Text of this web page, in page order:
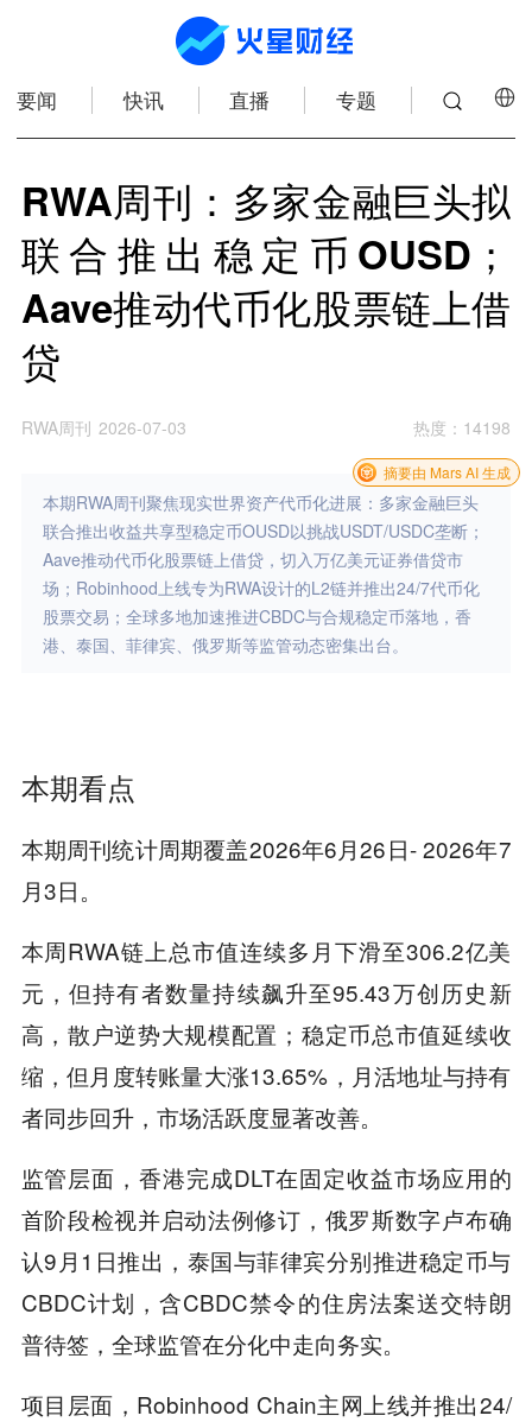
要闻 快讯 直播 专题
RWA周刊：多家金融巨头拟
联合推出稳定币OUSD；
Aave推动代币化股票链上借
贷
RWA周刊 2026-07-03 热度 ： 14198
本期RWA周刊聚焦现实世界资产代币化进展：多家金融巨头
联合推出收益共享型稳定币OUSD以挑战USDT/USDC垄断；
Aave推动代币化股票链上借贷，切入万亿美元证券借贷市
场；Robinhood上线专为RWA设计的L2链并推出24/7代币化
股票交易；全球多地加速推进CBDC与合规稳定币落地，香
港、泰国、菲律宾、俄罗斯等监管动态密集出台。
摘要由 Mars AI 生成
本期看点
本期周刊统计周期覆盖2026年6月26日- 2026年7
月3日。
本周RWA链上总市值连续多月下滑至306.2亿美
元，但持有者数量持续飙升至95.43万创历史新
高，散户逆势大规模配置；稳定币总市值延续收
缩，但月度转账量大涨13.65%，月活地址与持有
者同步回升，市场活跃度显著改善。
监管层面，香港完成DLT在固定收益市场应用的
首阶段检视并启动法例修订，俄罗斯数字卢布确
认9月1日推出，泰国与菲律宾分别推进稳定币与
CBDC计划，含CBDC禁令的住房法案送交特朗
普待签，全球监管在分化中走向务实。
项目层面，Robinhood Chain主网上线并推出24/